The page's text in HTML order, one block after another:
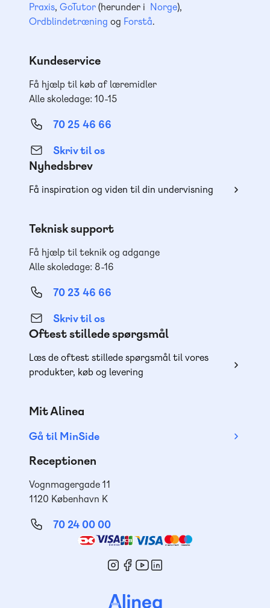
Praxis, GoTutor(herunder i Norge),
Ordblindetræning og Forstå.
Kundeservice
Få hjælp til køb af læremidler
Alle skoledage: 10-15
70 25 46 66
Skriv til os
Nyhedsbrev
Få inspiration og viden til din undervisning
Teknisk support
Få hjælp til teknik og adgange
Alle skoledage: 8-16
70 23 46 66
Skriv til os
Oftest stillede spørgsmål
Læs de oftest stillede spørgsmål til vores
produkter, køb og levering
Mit Alinea
Gå til MinSide
Receptionen
Vognmagergade 11
1120 København K
70 24 00 00